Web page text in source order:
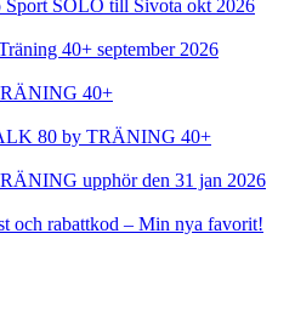
Sport SOLO till Sivota okt 2026
40+ september 2026
40+
80 by TRÄNING 40+
upphör den 31 jan 2026
och rabattkod – Min nya favorit!